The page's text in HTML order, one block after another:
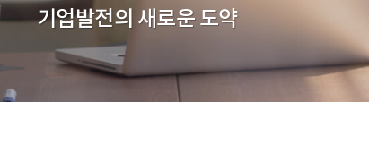
기업발전의 새로운 도약